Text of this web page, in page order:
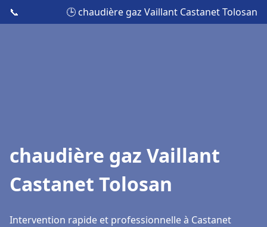
📞 🕒 chaudière gaz Vaillant Castanet Tolosan
chaudière gaz Vaillant
Castanet Tolosan
Intervention rapide et professionnelle à Castanet